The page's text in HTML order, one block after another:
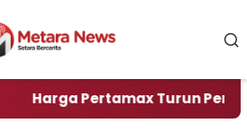
Harga Pertamax Turun Per Hari